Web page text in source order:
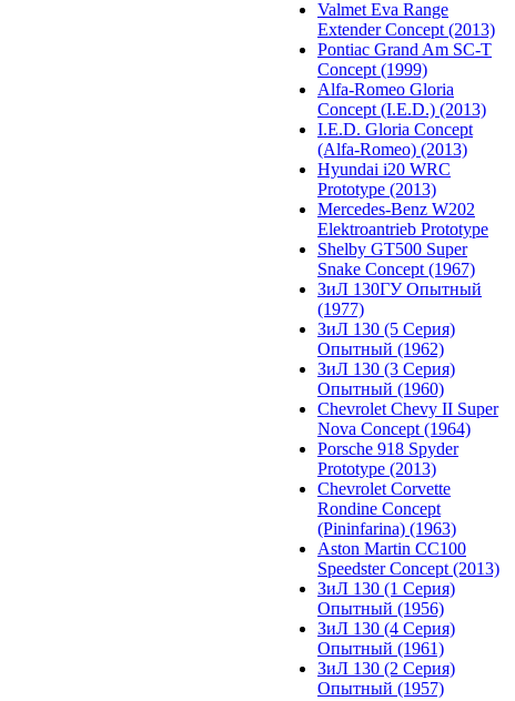
Valmet Eva Range
Extender Concept (2013)
Pontiac Grand Am SC-T
Concept (1999)
Alfa-Romeo Gloria
Concept (I.E.D.) (2013)
I.E.D. Gloria Concept
(Alfa-Romeo) (2013)
Hyundai i20 WRC
Prototype (2013)
Mercedes-Benz W202
Elektroantrieb Prototype
Shelby GT500 Super
Snake Concept (1967)
ЗиЛ 130ГУ Опытный
(1977)
ЗиЛ 130 (5 Серия)
Опытный (1962)
ЗиЛ 130 (3 Серия)
Опытный (1960)
Chevrolet Chevy II Super
Nova Concept (1964)
Porsche 918 Spyder
Prototype (2013)
Chevrolet Corvette
Rondine Concept
(Pininfarina) (1963)
Aston Martin CC100
Speedster Concept (2013)
ЗиЛ 130 (1 Серия)
Опытный (1956)
ЗиЛ 130 (4 Серия)
Опытный (1961)
ЗиЛ 130 (2 Серия)
Опытный (1957)